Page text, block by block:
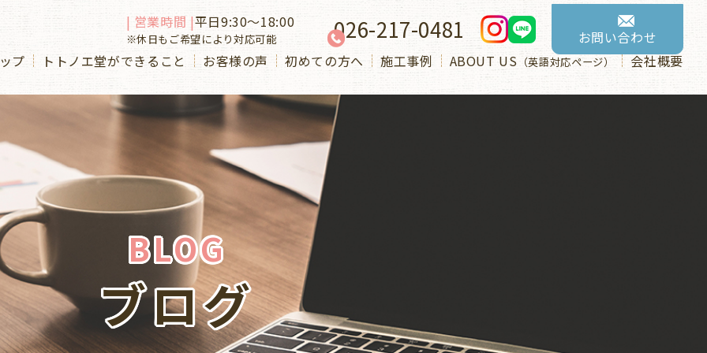
| 営業時間 |平日9:30～18:00
※休日もご希望により対応可能 026-217-0481
お問い合わせ
プ
トトノエ堂ができること お客様の声 初めての方へ 施工事例 ABOUT US （英語対応ページ） 会社概要
BLOG
ブログ